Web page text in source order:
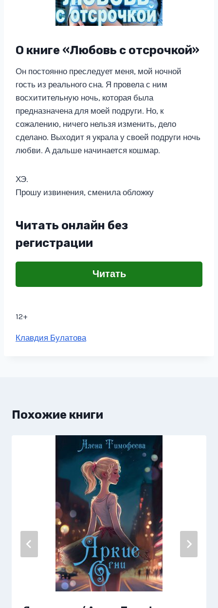
О книге «Любовь с отсрочкой»
Он постоянно преследует меня, мой ночной
гость из реального сна. Я провела с ним
восхитительную ночь, которая была
предназначена для моей подруги. Но, к
сожалению, ничего нельзя изменить, дело
сделано. Выходит я украла у своей подруги ночь
любви. А дальше начинается кошмар.
ХЭ.
Прошу извинения, сменила обложку
Читать онлайн без
регистрации
Читать
12+
Метки
Клавдия Булатова
Похожие книги